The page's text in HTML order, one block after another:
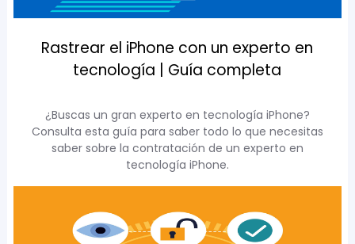
Rastrear el iPhone con un experto en
tecnología | Guía completa
¿Buscas un gran experto en tecnología iPhone?
Consulta esta guía para saber todo lo que necesitas
saber sobre la contratación de un experto en
tecnología iPhone.